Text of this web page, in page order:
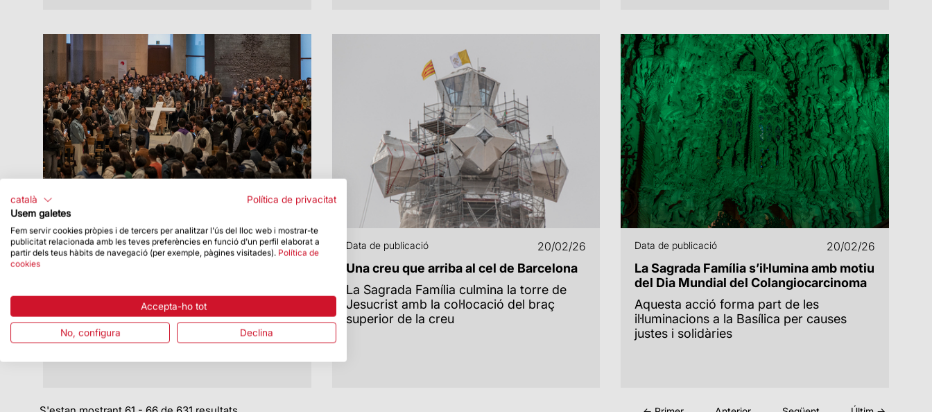
Data de publicació 23/02/26
La desena edició s’ha dedicat al Camerun
Data de publicació 20/02/26
Una creu que arriba al cel de Barcelona
La Sagrada Família culmina la torre de
Jesucrist amb la col·locació del braç
superior de la creu
Data de publicació 20/02/26
La Sagrada Família s’il·lumina amb motiu
del Dia Mundial del Colangiocarcinoma
Aquesta acció forma part de les
il·luminacions a la Basílica per causes
justes i solidàries
català
Política de privacitat
Usem galetes
Fem servir cookies pròpies i de tercers per analitzar l'ús del lloc web i mostrar-te
publicitat relacionada amb les teves preferències en funció d'un perfil elaborat a
partir dels teus hàbits de navegació (per exemple, pàgines visitades). Política de
cookies
Accepta-ho tot
No, configura Declina